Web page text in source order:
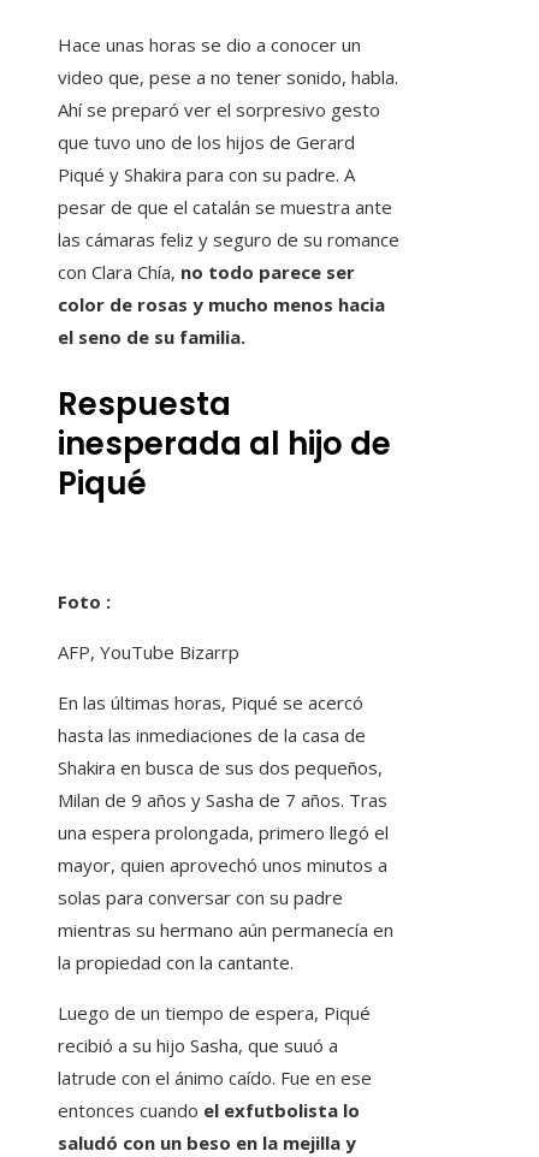
Hace unas horas se dio a conocer un
video que, pese a no tener sonido, habla.
Ahí se preparó ver el sorpresivo gesto
que tuvo uno de los hijos de Gerard
Piqué y Shakira para con su padre. A
pesar de que el catalán se muestra ante
las cámaras feliz y seguro de su romance
con Clara Chía, no todo parece ser
color de rosas y mucho menos hacia
el seno de su familia.
Respuesta
inesperada al hijo de
Piqué
Foto :
AFP, YouTube Bizarrp
En las últimas horas, Piqué se acercó
hasta las inmediaciones de la casa de
Shakira en busca de sus dos pequeños,
Milan de 9 años y Sasha de 7 años. Tras
una espera prolongada, primero llegó el
mayor, quien aprovechó unos minutos a
solas para conversar con su padre
mientras su hermano aún permanecía en
la propiedad con la cantante.
Luego de un tiempo de espera, Piqué
recibió a su hijo Sasha, que suuó a
latrude con el ánimo caído. Fue en ese
entonces cuando el exfutbolista lo
saludó con un beso en la mejilla y